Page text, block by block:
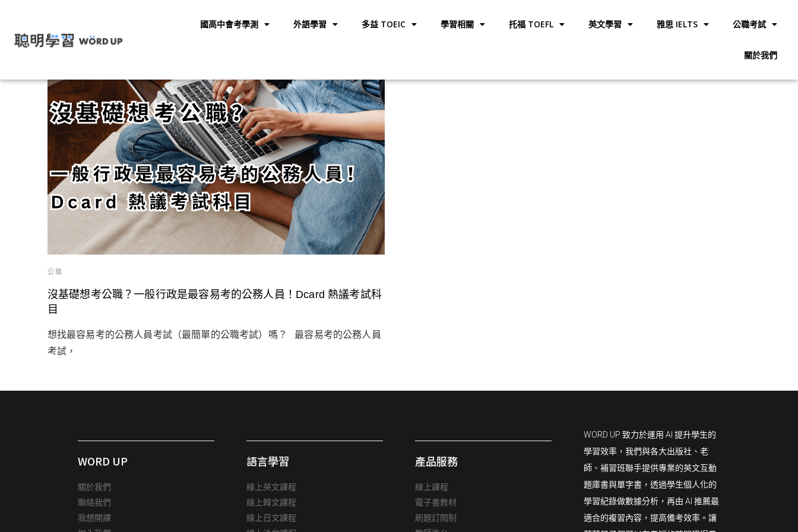
國高中會考學測 外語學習 多益 TOEIC 學習相關 托福 TOEFL 英文學習 雅思 IELTS 公職考試
關於我們
公職
沒基礎想考公職？一般行政是最容易考的公務人員！Dcard 熱議考試科
目
想找最容易考的公務人員考試（最簡單的公職考試）嗎？ 最容易考的公務人員
考試，
WORD UP
關於我們
聯絡我們
我想開課
語言學習
線上英文課程
線上韓文課程
線上日文課程
產品服務
線上課程
電子書教材
刷題訂閱制
WORD UP 致力於運用 AI 提升學生的
學習效率，我們與各大出版社、老
師、補習班聯手提供專業的英文互動
題庫書與單字書，透過學生個人化的
學習紀錄做數據分析，再由 AI 推薦最
適合的複習內容，提高備考效率。讓